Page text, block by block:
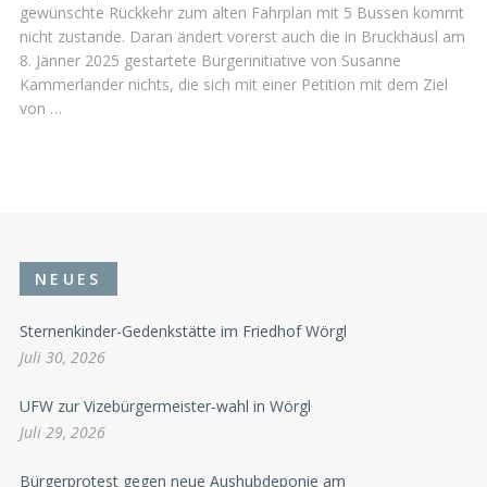
gewünschte Rückkehr zum alten Fahrplan mit 5 Bussen kommt
nicht zustande. Daran ändert vorerst auch die in Bruckhäusl am
8. Jänner 2025 gestartete Bürgerinitiative von Susanne
Kammerlander nichts, die sich mit einer Petition mit dem Ziel
von …
NEUES
Sternenkinder-Gedenkstätte im Friedhof Wörgl
Juli 30, 2026
UFW zur Vizebürgermeister-wahl in Wörgl
Juli 29, 2026
Bürgerprotest gegen neue Aushubdeponie am